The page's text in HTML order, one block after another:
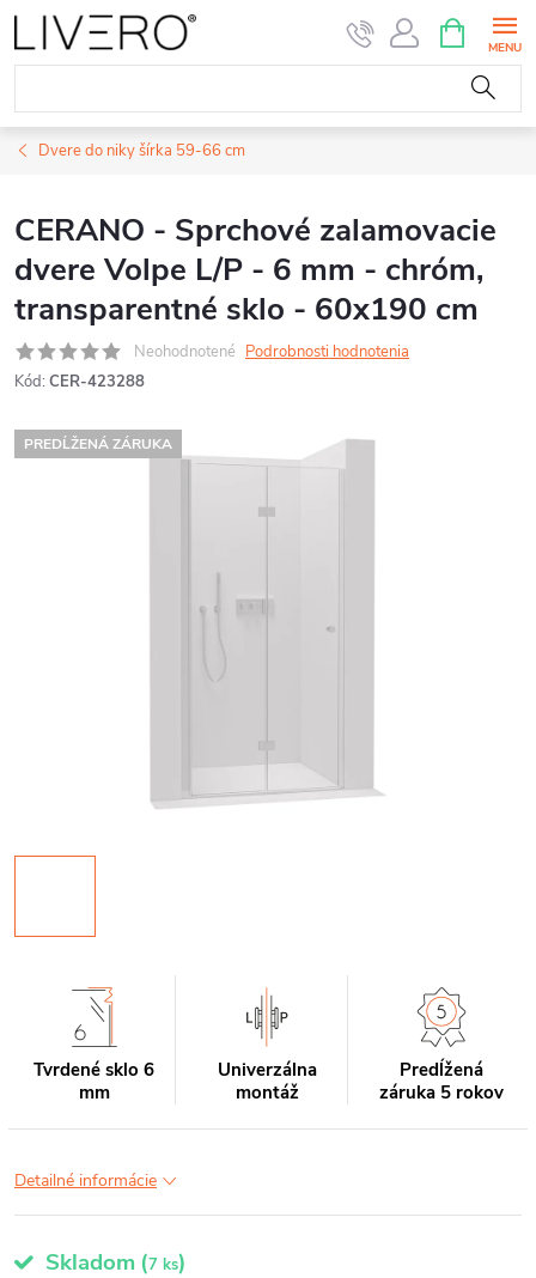
Prejsť
na
obsah
KOŠÍK
Dvere do niky šírka 59-66 cm
CERANO - Sprchové zalamovacie
dvere Volpe L/P - 6 mm - chróm,
transparentné sklo - 60x190 cm
Neohodnotené Podrobnosti hodnotenia
Kód: CER-423288
PREDĹŽENÁ ZÁRUKA
Tvrdené sklo 6
mm
Univerzálna
montáž
Predĺžená
záruka 5 rokov
Detailné informácie
Skladom (7 ks)